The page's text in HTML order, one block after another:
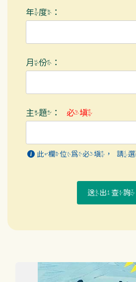
年度：
月份：
主題： 必填
此欄位為必填，請
送出查詢